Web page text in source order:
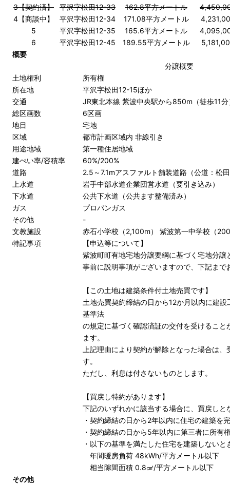
3【契約済】
平沢字松田12-33 162.8平方メートル
4【商談中】
平沢字松田12-34 171.08平方メートル
5
平沢字松田12-35 165.6平方メートル
6
平沢字松田12-45 189.55平方メートル
概要
分譲概要
土地権利
所有権
所在地
平沢字松田12-15ほか
交通
JR東北本線 紫波中央駅から850m（徒歩11分
総区画数
6区画
地目
宅地
区域
都市計画区域内 非線引き
用途地域
第一種住居地域
建ぺい率/容積率
60%/200%
道路
2.5～7.1mアスファルト舗装道路（公道：松
上水道
岩手中部水道企業団営水道（要引き込み）
下水道
公共下水道（公共ます整備済み）
ガス
プロパンガス
その他
-
文教施設
赤石小学校（2,100m） 紫波第一中学校（
特記事項
【申込等について】
紫波町町有地宅地分譲要綱に基づく宅地分
事前に説明事項がございますので、下記まで
【この土地は建築条件付土地売買です】
土地売買契約締結の日から12か月以内に建
基準法
の規定に基づく確認済証の交付を受けるこ
ます。
上記理由により契約が解除となった場合は
す。
ただし、利息は付さないものとします。
【買戻し特約があります】
下記のいずれかに該当する場合に、買戻し
・契約締結の日から2年以内に住宅の建築を
・契約締結の日から5年以内に第三者に所有
・以下の基準を満たした住宅を建築しないと
年間暖房負荷 48kWh/平方メートル以下
相当隙間面積 0.8㎠/平方メートル以下
その他